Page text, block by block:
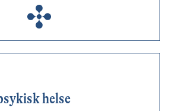
helse